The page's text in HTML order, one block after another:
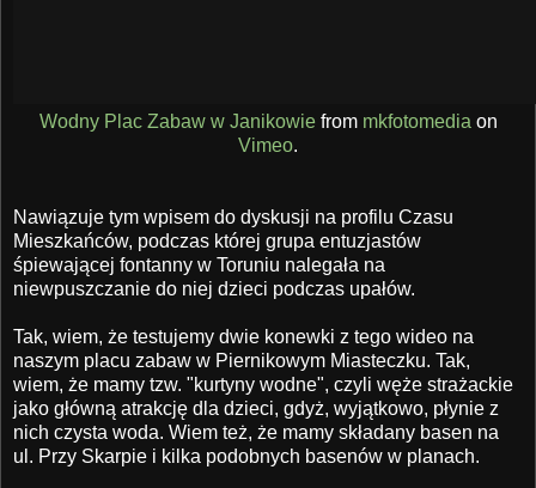
Wodny Plac Zabaw w Janikowiefrom mkfotomedia on
Vimeo.
Nawiązuje tym wpisem do dyskusji na profilu Czasu
Mieszkańców, podczas której grupa entuzjastów
śpiewającej fontanny w Toruniu nalegała na
niewpuszczanie do niej dzieci podczas upałów.
Tak, wiem, że testujemy dwie konewki z tego wideo na
naszym placu zabaw w Piernikowym Miasteczku. Tak,
wiem, że mamy tzw. "kurtyny wodne", czyli węże strażackie
jako główną atrakcję dla dzieci, gdyż, wyjątkowo, płynie z
nich czysta woda. Wiem też, że mamy składany basen na
ul. Przy Skarpie i kilka podobnych basenów w planach.